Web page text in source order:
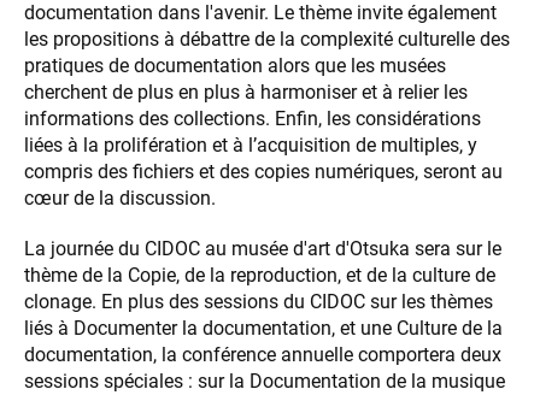
documentation dans l'avenir. Le thème invite également
les propositions à débattre de la complexité culturelle des
pratiques de documentation alors que les musées
cherchent de plus en plus à harmoniser et à relier les
informations des collections. Enfin, les considérations
liées à la prolifération et à l’acquisition de multiples, y
compris des fichiers et des copies numériques, seront au
cœur de la discussion.
La journée du CIDOC au musée d'art d'Otsuka sera sur le
thème de la Copie, de la reproduction, et de la culture de
clonage. En plus des sessions du CIDOC sur les thèmes
liés à Documenter la documentation, et une Culture de la
documentation, la conférence annuelle comportera deux
sessions spéciales : sur la Documentation de la musique